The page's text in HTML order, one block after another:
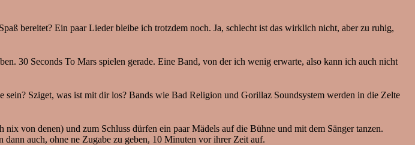
bereitet? Ein paar Lieder bleibe ich trotzdem noch. Ja, schlecht ist das wirklich nicht, aber zu ruhig,
30 Seconds To Mars spielen gerade. Eine Band, von der ich wenig erwarte, also kann ich auch nicht
Sziget, was ist mit dir los? Bands wie Bad Religion und Gorillaz Soundsystem werden in die Zelte
von denen) und zum Schluss dürfen ein paar Mädels auf die Bühne und mit dem Sänger tanzen.
auch, ohne ne Zugabe zu geben, 10 Minuten vor ihrer Zeit auf.